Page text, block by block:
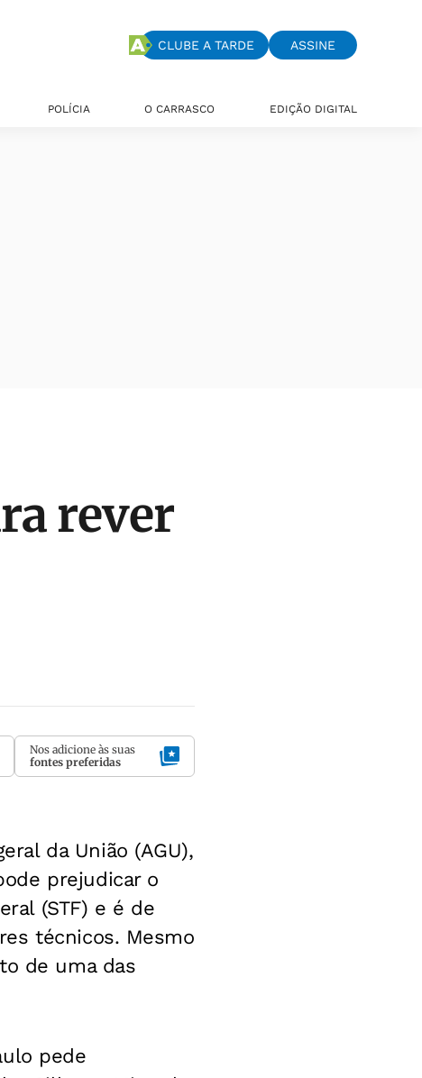
CLUBE A TARDE ASSINE
POLÍCIA O CARRASCO EDIÇÃO DIGITAL
rever
Nos adicione às suas
fontes preferidas
da União (AGU),
prejudicar o
(STF) e é de
técnicos. Mesmo
de uma das
pede